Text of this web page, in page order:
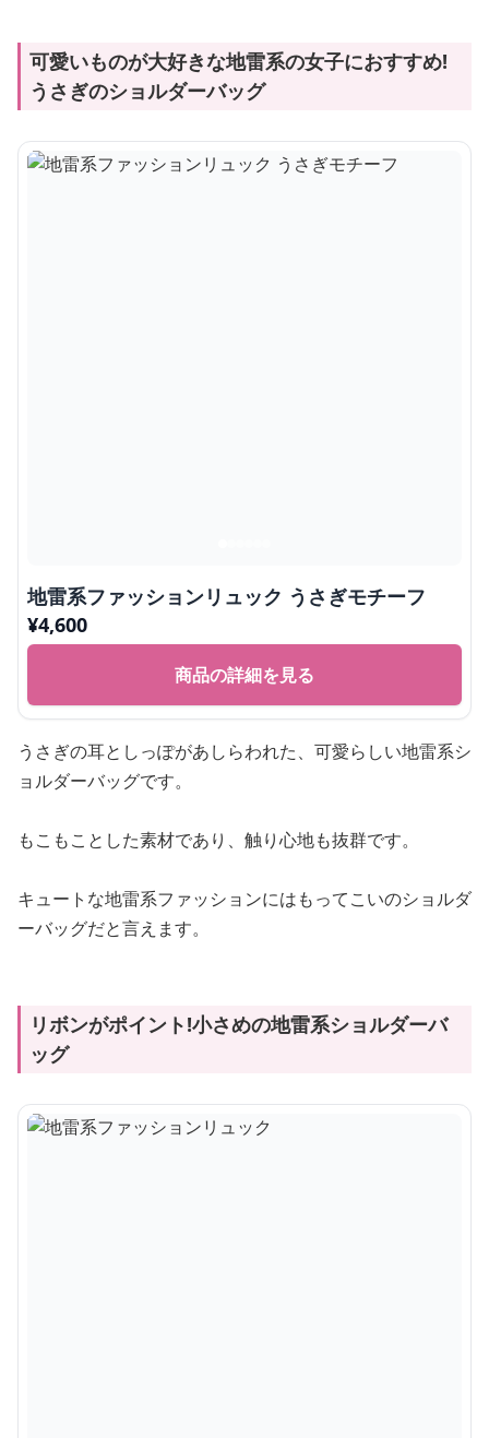
可愛いものが大好きな地雷系の女子におすすめ!
うさぎのショルダーバッグ
地雷系ファッションリュック うさぎモチーフ
¥4,600
商品の詳細を見る
うさぎの耳としっぽがあしらわれた、可愛らしい地雷系シ
ョルダーバッグです。
もこもことした素材であり、触り心地も抜群です。
キュートな地雷系ファッションにはもってこいのショルダ
ーバッグだと言えます。
リボンがポイント!小さめの地雷系ショルダーバ
ッグ